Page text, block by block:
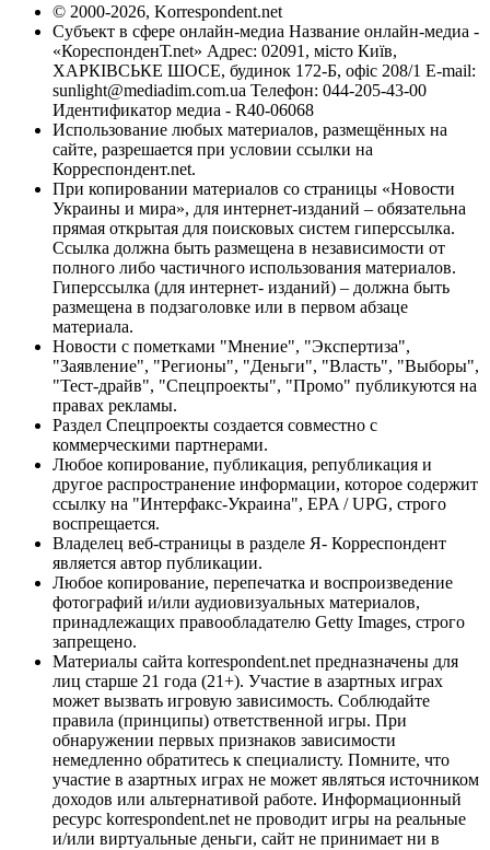
© 2000-2026, Korrespondent.net
Субъект в сфере онлайн-медиа Название онлайн-медиа -
«КореспонденТ.net» Адрес: 02091, місто Київ,
ХАРКІВСЬКЕ ШОСЕ, будинок 172-Б, офіс 208/1 E-mail:
sunlight@mediadim.com.ua Телефон: 044-205-43-00
Идентификатор медиа - R40-06068
Использование любых материалов, размещённых на
сайте, разрешается при условии ссылки на
Корреспондент.net.
При копировании материалов со страницы «Новости
Украины и мира», для интернет-изданий – обязательна
прямая открытая для поисковых систем гиперссылка.
Ссылка должна быть размещена в независимости от
полного либо частичного использования материалов.
Гиперссылка (для интернет- изданий) – должна быть
размещена в подзаголовке или в первом абзаце
материала.
Новости с пометками "Мнение", "Экспертиза",
"Заявление", "Регионы", "Деньги", "Власть", "Выборы",
"Тест-драйв", "Спецпроекты", "Промо" публикуются на
правах рекламы.
Раздел Спецпроекты создается совместно с
коммерческими партнерами.
Любое копирование, публикация, републикация и
другое распространение информации, которое содержит
ссылку на "Интерфакс-Украина", EPA / UPG, строго
воспрещается.
Владелец веб-страницы в разделе Я- Корреспондент
является автор публикации.
Любое копирование, перепечатка и воспроизведение
фотографий и/или аудиовизуальных материалов,
принадлежащих правообладателю Getty Images, строго
запрещено.
Материалы сайта korrespondent.net предназначены для
лиц старше 21 года (21+). Участие в азартных играх
может вызвать игровую зависимость. Соблюдайте
правила (принципы) ответственной игры. При
обнаружении первых признаков зависимости
немедленно обратитесь к специалисту. Помните, что
участие в азартных играх не может являться источником
доходов или альтернативой работе. Информационный
ресурс korrespondent.net не проводит игры на реальные
и/или виртуальные деньги, сайт не принимает ни в